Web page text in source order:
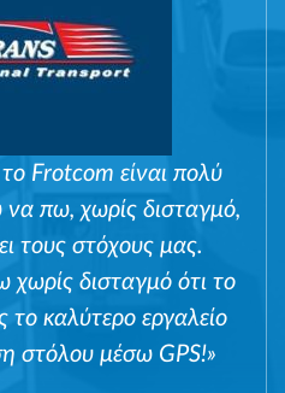
Frotcom είναι πολύ
πω, χωρίς δισταγμό,
τους στόχους μας.
δισταγμό ότι το
το καλύτερο εργαλείο
στόλου μέσω GPS!»